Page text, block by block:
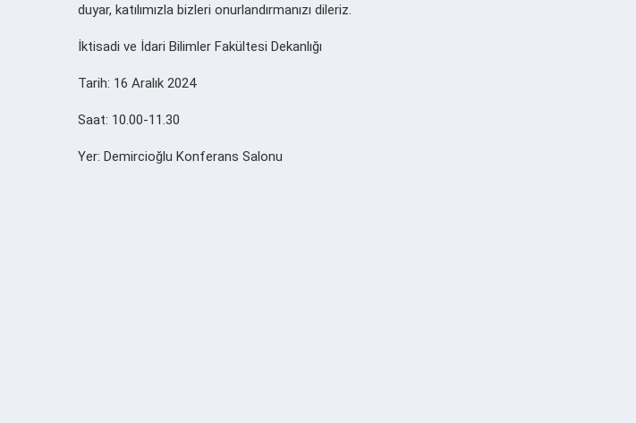
duyar, katılımızla bizleri onurlandırmanızı dileriz.
İktisadi ve İdari Bilimler Fakültesi Dekanlığı
Tarih: 16 Aralık 2024
Saat: 10.00-11.30
Yer: Demircioğlu Konferans Salonu